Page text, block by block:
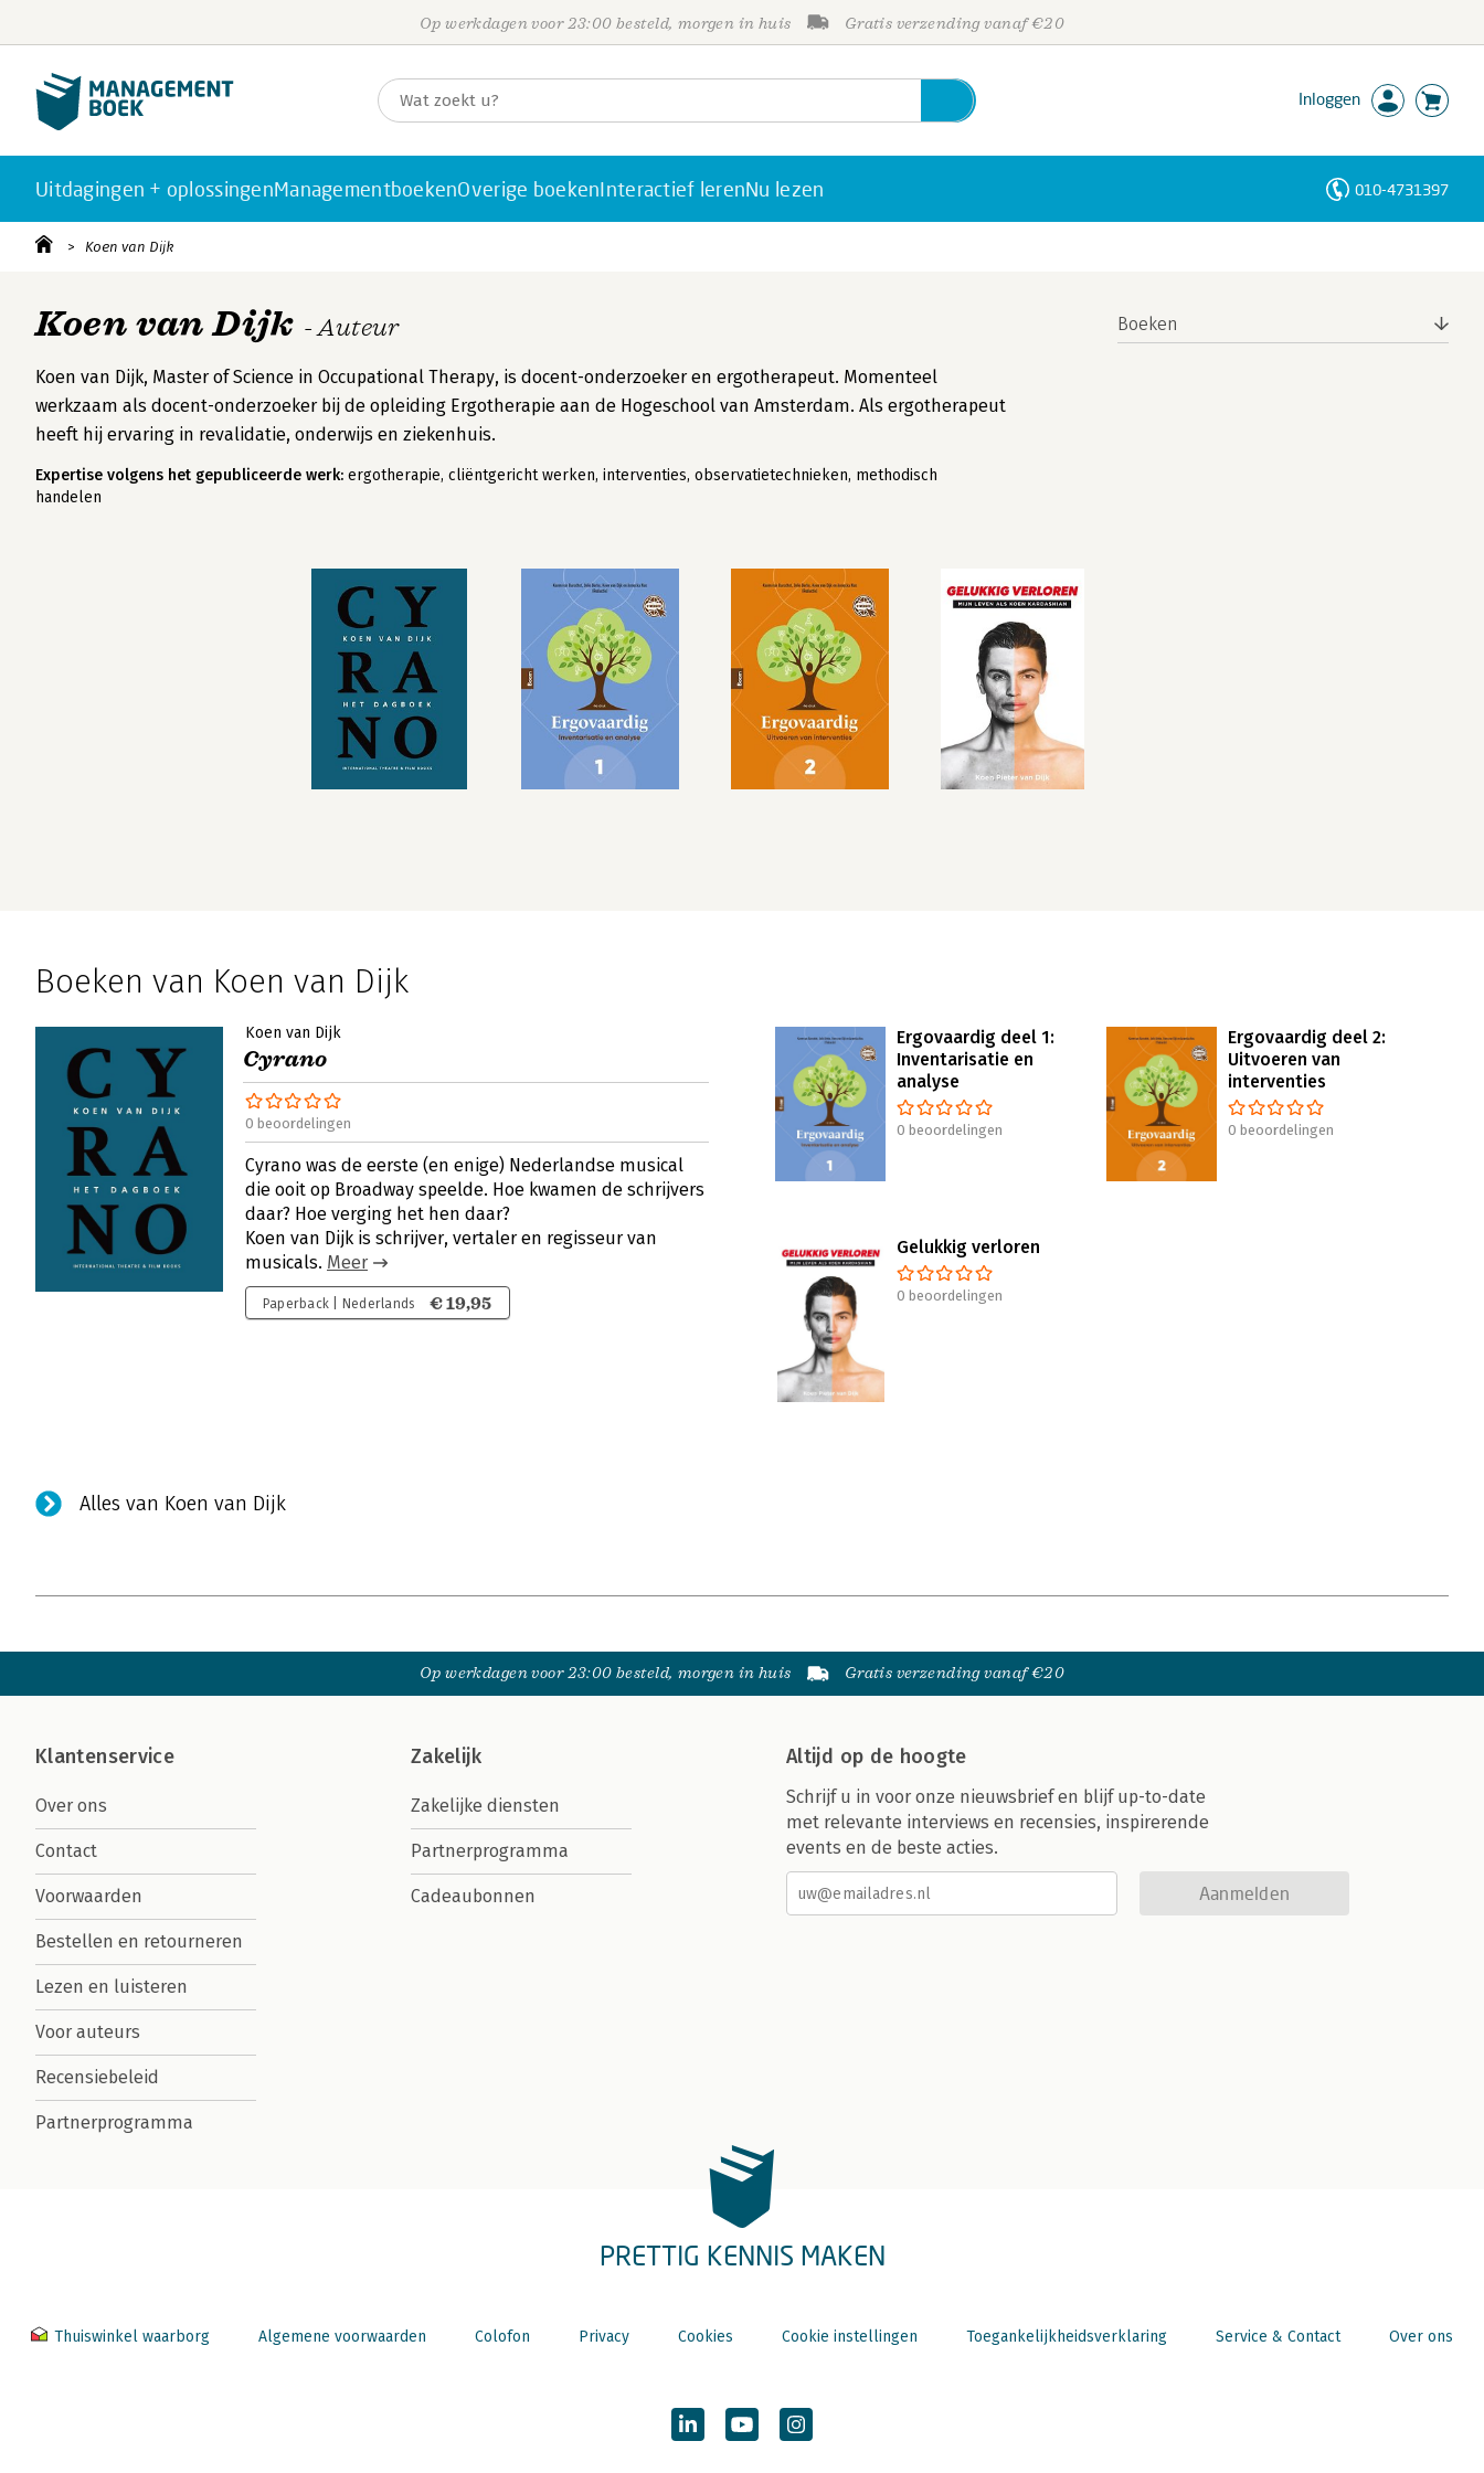
Op werkdagen voor 23:00 besteld, morgen in huis Gratis verzending vanaf €20
Inloggen
Uitdagingen + oplossingenManagementboekenOverige boekenInteractief lerenNu lezen 010-4731397
Koen van Dijk
Koen van Dijk - Auteur
Koen van Dijk, Master of Science in Occupational Therapy, is docent-onderzoeker en ergotherapeut. Momenteel
werkzaam als docent-onderzoeker bij de opleiding Ergotherapie aan de Hogeschool van Amsterdam. Als ergotherapeut
heeft hij ervaring in revalidatie, onderwijs en ziekenhuis.
Expertise volgens het gepubliceerde werk: ergotherapie, cliëntgericht werken, interventies, observatietechnieken, methodisch
handelen
Boeken
Boeken van Koen van Dijk
Koen van Dijk
Cyrano
0 beoordelingen
Cyrano was de eerste (en enige) Nederlandse musical
die ooit op Broadway speelde. Hoe kwamen de schrijvers
daar? Hoe verging het hen daar?
Koen van Dijk is schrijver, vertaler en regisseur van
musicals. Meer
Paperback | Nederlands € 19,95
Ergovaardig deel 1:
Inventarisatie en
analyse
0 beoordelingen
Ergovaardig deel 2:
Uitvoeren van
interventies
0 beoordelingen
Gelukkig verloren
0 beoordelingen
Alles van Koen van Dijk
Op werkdagen voor 23:00 besteld, morgen in huis Gratis verzending vanaf €20
Klantenservice
Over ons
Contact
Voorwaarden
Bestellen en retourneren
Lezen en luisteren
Voor auteurs
Recensiebeleid
Partnerprogramma
Zakelijk
Zakelijke diensten
Partnerprogramma
Cadeaubonnen
Altijd op de hoogte
Schrijf u in voor onze nieuwsbrief en blijf up-to-date
met relevante interviews en recensies, inspirerende
events en de beste acties.
Aanmelden
PRETTIG KENNIS MAKEN
Thuiswinkel waarborg Algemene voorwaarden Colofon Privacy Cookies Cookie instellingen Toegankelijkheidsverklaring Service & Contact Over ons
Personen